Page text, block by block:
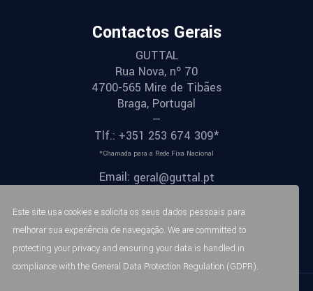
Contactos Gerais
GUTTAL
Rua Nova, nº 70
4700-565 Mire de Tibães
Braga, Portugal
—
Tlf.: +351 253 674 309*
*Chamada para a Rede Fixa Nacional
Email: geral@guttal.pt
Este site usa cookies e solicita os seus dados pessoais para
melhorar sua experiência de navegação. We are committed to
protecting your privacy and ensuring your data is handled in
compliance with the General Data Protection Regulation (GDPR).